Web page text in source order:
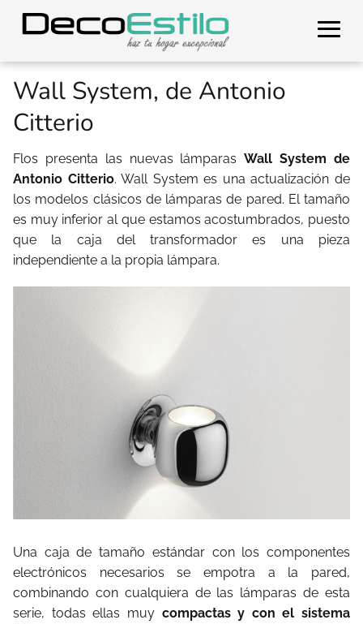
Wall System, de Antonio
Citterio
Flos presenta las nuevas lámparasWall System de
Antonio Citterio. Wall System es una actualización de
los modelos clásicos de lámparas de pared. El tamaño
es muy inferior al que estamos acostumbrados, puesto
que la caja del transformador es una pieza
independiente a la propia lámpara.
Una caja de tamaño estándar con los componentes
electrónicos necesarios se empotra a la pared,
combinando con cualquiera de las lámparas de esta
serie, todas ellas muy compactas y con el sistema